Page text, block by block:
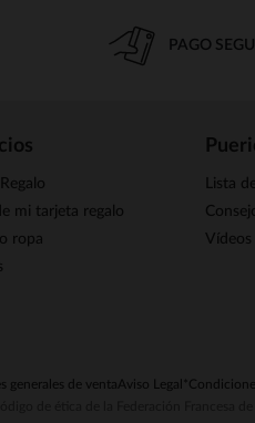
PAGO
mi tarjeta regalo
ropa
Lista
generales de ventaAviso Legal